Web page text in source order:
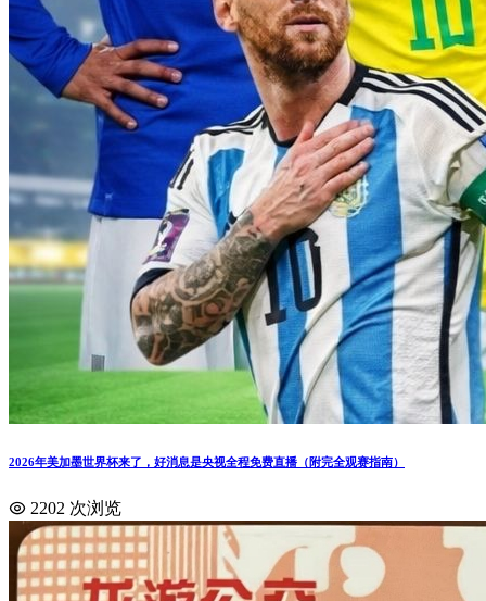
2026年美加墨世界杯来了，好消息是央视全程免费直播（附完全观赛指南）
2202 次浏览